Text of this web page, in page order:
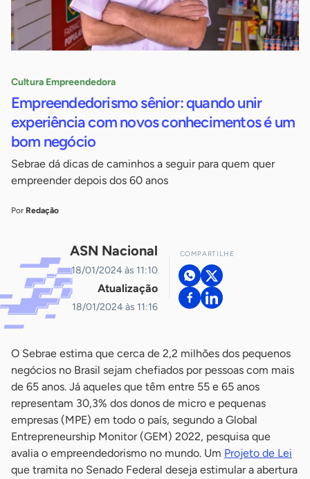
Cultura Empreendedora
Empreendedorismo sênior: quando unir
experiência com novos conhecimentos é um
bom negócio
Sebrae dá dicas de caminhos a seguir para quem quer
empreender depois dos 60 anos
Por Redação
ASN Nacional
18/01/2024 às 11:10
Atualização
18/01/2024 às 11:16
COMPARTILHE
O Sebrae estima que cerca de 2,2 milhões dos pequenos
negócios no Brasil sejam chefiados por pessoas com mais
de 65 anos. Já aqueles que têm entre 55 e 65 anos
representam 30,3% dos donos de micro e pequenas
empresas (MPE) em todo o país, segundo a Global
Entrepreneurship Monitor (GEM) 2022, pesquisa que
avalia o empreendedorismo no mundo. Um Projeto de Lei
que tramita no Senado Federal deseja estimular a abertura